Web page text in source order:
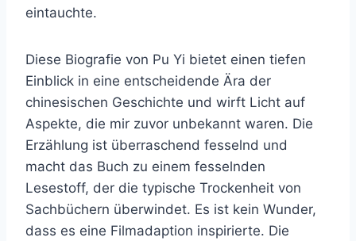
eintauchte.
Diese Biografie von Pu Yi bietet einen tiefen
Einblick in eine entscheidende Ära der
chinesischen Geschichte und wirft Licht auf
Aspekte, die mir zuvor unbekannt waren. Die
Erzählung ist überraschend fesselnd und
macht das Buch zu einem fesselnden
Lesestoff, der die typische Trockenheit von
Sachbüchern überwindet. Es ist kein Wunder,
dass es eine Filmadaption inspirierte. Die